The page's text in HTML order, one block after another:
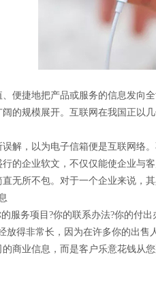
捷地把产品或服务的信息发向全
的规模展开。互联网在我国正以
，以为电子信箱便是互联网络
的企业软文，不仅仅能使企业与
无所不包。对于一个企业来说，
务项目?你的联系办法?你的付出
放得非常长，因为在许多你的出
商业信息，而是客户乐意花钱从